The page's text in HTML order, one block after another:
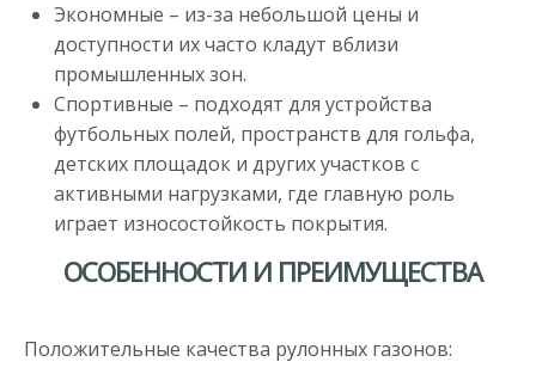
Экономные – из-за небольшой цены и
доступности их часто кладут вблизи
промышленных зон.
Спортивные – подходят для устройства
футбольных полей, пространств для гольфа,
детских площадок и других участков с
активными нагрузками, где главную роль
играет износостойкость покрытия.
ОСОБЕННОСТИ И ПРЕИМУЩЕСТВА
Положительные качества рулонных газонов: